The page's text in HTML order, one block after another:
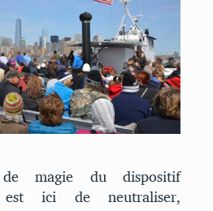
magie du dispositif
est ici de neutraliser,